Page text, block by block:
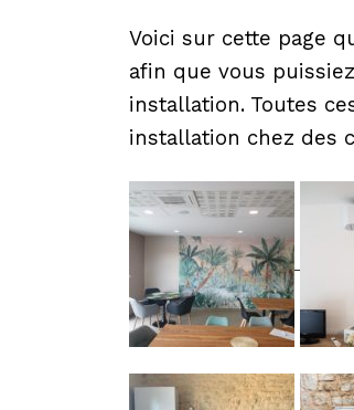
Voici sur cette page
afin que vous
installation. Toutes
installation chez des